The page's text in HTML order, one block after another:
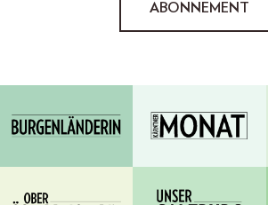
ABONNEMENT